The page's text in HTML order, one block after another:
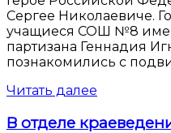
Сергее Николаевиче.
учащиеся СОШ №8
партизана Геннадия
познакомились с
Читать далее
В отделе